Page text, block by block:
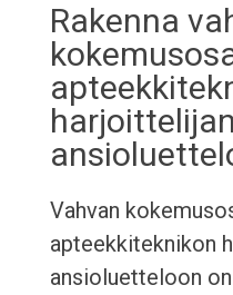
Rakenna
harjoittelijan
Vahvan
apteekkiteknikon
ansioluetteloon